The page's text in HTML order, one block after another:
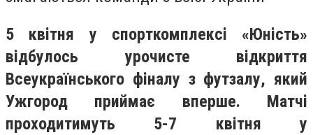
5 квiтня у спорткомплексi «Юнiсть»
вiдбулось урочисте вiдкриття
Всеукраїнського фiналу з футзалу, який
Ужгород приймає вперше. Матчi
проходитимуть 5-7 квiтня у